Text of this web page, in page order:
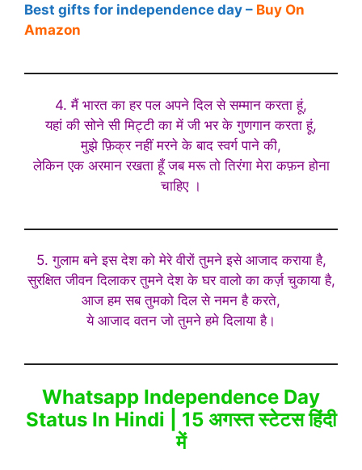
Best gifts for independence day – Buy On
Amazon
4. मैं भारत का हर पल अपने दिल से सम्मान करता हूं,
यहां की सोने सी मिट्टी का में जी भर के गुणगान करता हूं,
मुझे फ़िक्र नहीं मरने के बाद स्वर्ग पाने की,
लेकिन एक अरमान रखता हूँ जब मरू तो तिरंगा मेरा कफ़न होना
चाहिए ।
5. गुलाम बने इस देश को मेरे वीरों तुमने इसे आजाद कराया है,
सुरक्षित जीवन दिलाकर तुमने देश के घर वालो का कर्ज़ चुकाया है,
आज हम सब तुमको दिल से नमन है करते,
ये आजाद वतन जो तुमने हमे दिलाया है।
Whatsapp Independence Day
Status In Hindi | 15 अगस्त स्टेटस हिंदी
में